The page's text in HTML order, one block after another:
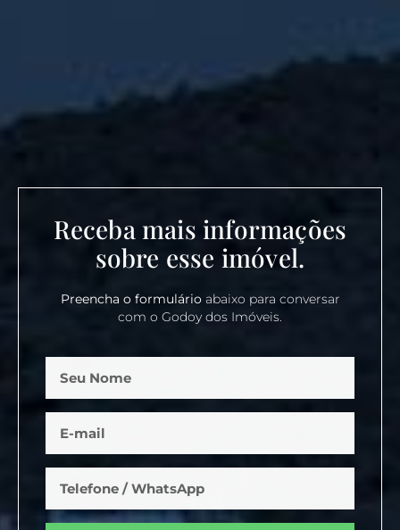
Receba mais informações
sobre esse imóvel.
Preencha o formulárioabaixo para conversar
com o Godoy dos Imóveis.